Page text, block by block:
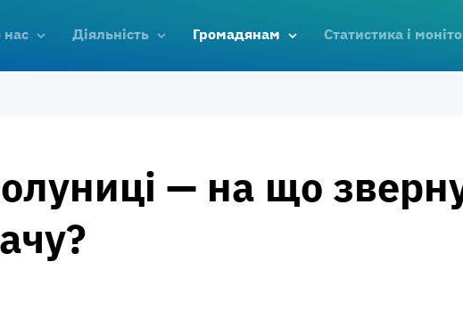
нас Діяльність Громадянам Статистика і
— на що